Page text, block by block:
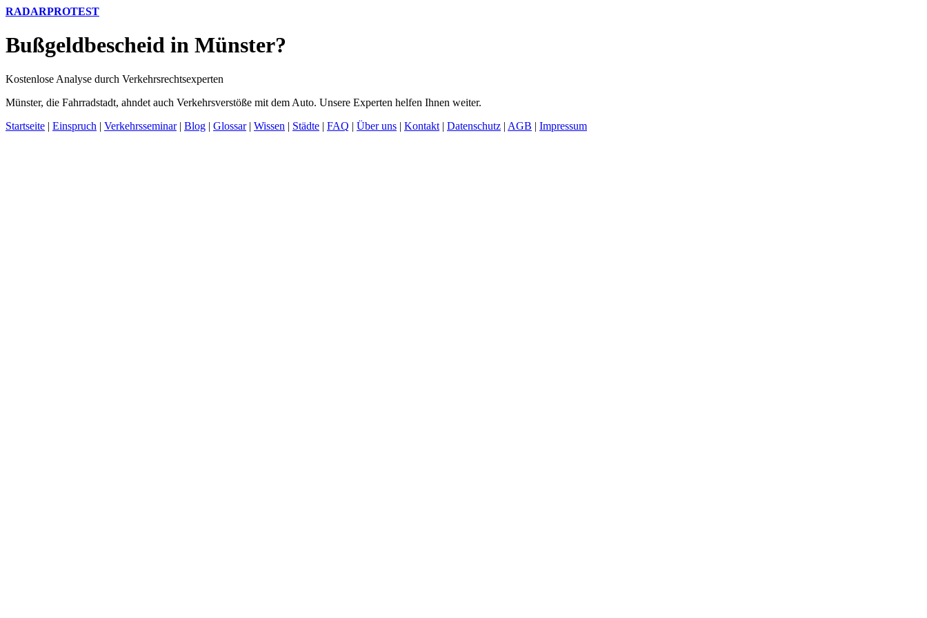
RADARPROTEST
Bußgeldbescheid in Münster?
Kostenlose Analyse durch Verkehrsrechtsexperten
Münster, die Fahrradstadt, ahndet auch Verkehrsverstöße mit dem Auto. Unsere Experten helfen Ihnen weiter.
Startseite | Einspruch | Verkehrsseminar| Blog | Glossar| Wissen | Städte | FAQ | Über uns | Kontakt | Datenschutz | AGB | Impressum